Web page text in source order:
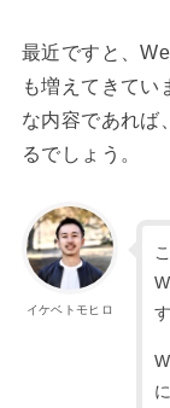
最近ですと、
も増えてきてい
な内容であれば
るでしょう。
イケベトモヒロ